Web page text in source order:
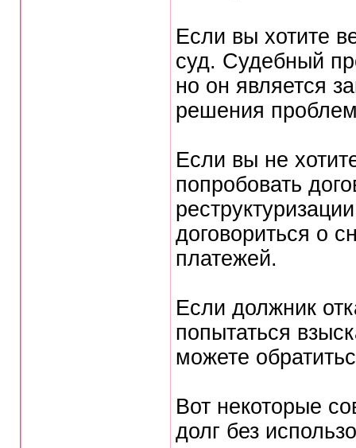
Если вы хотите
суд. Судебный
но он является
решения
Если вы не
попробовать
договориться о
платежей.
Если должник
попытаться
можете
Вот некоторые
долг без